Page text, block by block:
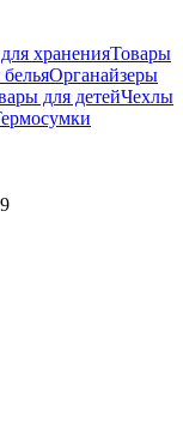
храненияТовары
Органайзеры
для детейЧехлы